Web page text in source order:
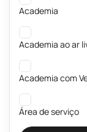
Academia
Academia ao ar
Academia com
Área de serviço